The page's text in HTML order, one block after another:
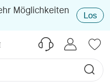
Möglichkeiten
Los